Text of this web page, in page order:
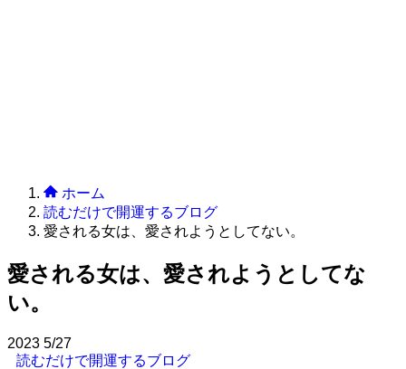
ホーム
読むだけで開運するブログ
愛される女は、愛されようとしてない。
愛される女は、愛されようとしてな
い。
2023 5/27
読むだけで開運するブログ